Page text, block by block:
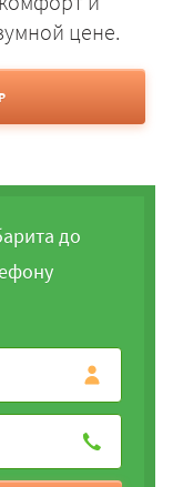
цене.
до